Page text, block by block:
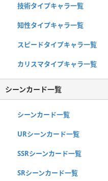
技術タイプキャラ一覧
知性タイプキャラ一覧
スピードタイプキャラ一覧
カリスマタイプキャラ一覧
シーンカード一覧
シーンカード一覧
URシーンカード一覧
SSRシーンカード一覧
SRシーンカード一覧